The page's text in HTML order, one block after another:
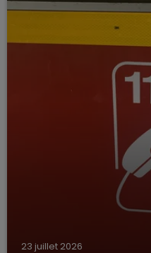
23 juillet 2026